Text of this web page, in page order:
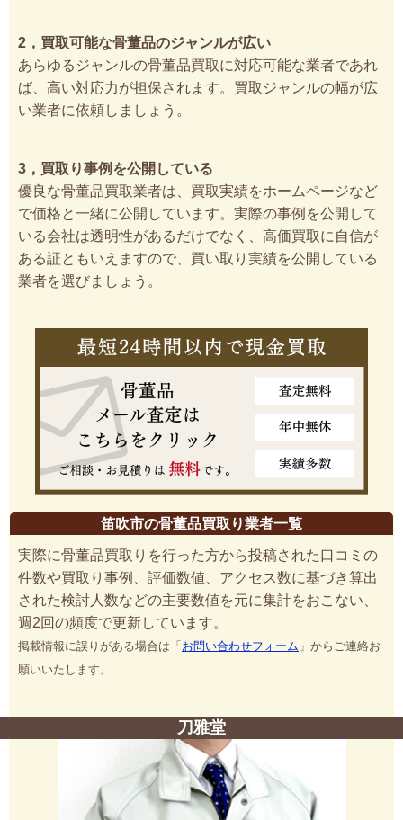
2，買取可能な骨董品のジャンルが広い
あらゆるジャンルの骨董品買取に対応可能な業者であれ
ば、高い対応力が担保されます。買取ジャンルの幅が広
い業者に依頼しましょう。
3，買取り事例を公開している
優良な骨董品買取業者は、買取実績をホームページなど
で価格と一緒に公開しています。実際の事例を公開して
いる会社は透明性があるだけでなく、高価買取に自信が
ある証ともいえますので、買い取り実績を公開している
業者を選びましょう。
笛吹市の骨董品買取り業者一覧
実際に骨董品買取りを行った方から投稿された口コミの
件数や買取り事例、評価数値、アクセス数に基づき算出
された検討人数などの主要数値を元に集計をおこない、
週2回の頻度で更新しています。
掲載情報に誤りがある場合は「 お問い合わせフォーム 」からご連絡お
願いいたします。
刀雅堂